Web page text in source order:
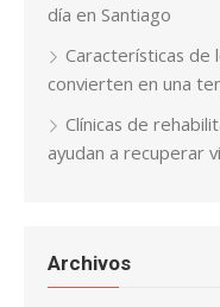
día en Santiago
Características de
convierten en una
Clínicas de
ayudan a recuperar
Archivos